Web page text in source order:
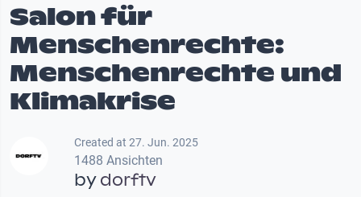
Salon für
Menschenrechte:
Menschenrechte und
Klimakrise
Created at 27. Jun. 2025
1488 Ansichten
bydorftv